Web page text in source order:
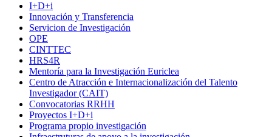
I+D+i
Innovación y Transferencia
Servicion de Investigación
OPE
CINTTEC
HRS4R
Mentoría para la Investigación Euriclea
Centro de Atracción e Internacionalización del Talento
Investigador (CAIT)
Convocatorias RRHH
Proyectos I+D+i
Programa propio investigación